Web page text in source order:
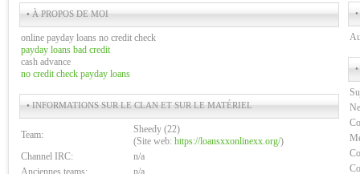
• À PROPOS DE MOI
online payday loans no credit check
payday loans bad credit
cash advance
no credit check payday loans
• INFORMATIONS SUR LE CLAN ET SUR LE MATÉRIEL
Team:
Sheedy (22)
(Site web: https://loansxxonlinexx.org/)
Channel IRC:
n/a
Anciennes teams:
n/a
•
•